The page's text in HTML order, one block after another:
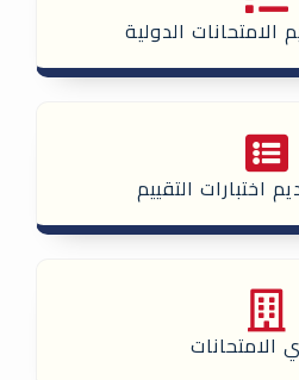
الامتحانات الدولية
اختبارات التقييم
الامتحانات